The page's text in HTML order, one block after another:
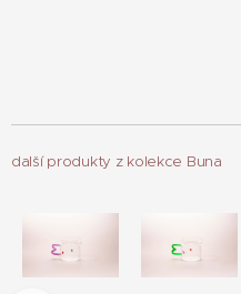
další produkty z kolekce Buna